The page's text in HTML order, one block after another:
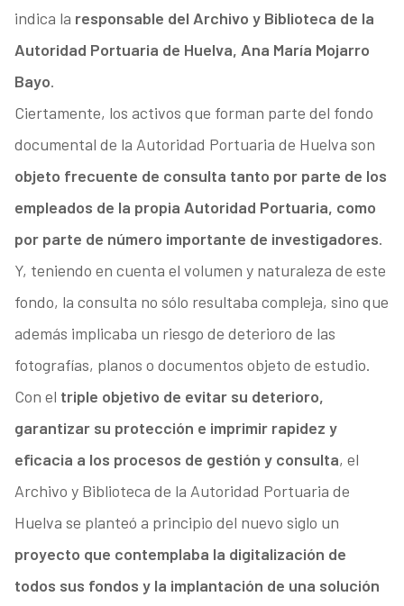
indica la responsable del Archivo y Biblioteca de la
Autoridad Portuaria de Huelva, Ana María Mojarro
Bayo.
Ciertamente, los activos que forman parte del fondo
documental de la Autoridad Portuaria de Huelva son
objeto frecuente de consulta tanto por parte de los
empleados de la propia Autoridad Portuaria, como
por parte de número importante de investigadores.
Y, teniendo en cuenta el volumen y naturaleza de este
fondo, la consulta no sólo resultaba compleja, sino que
además implicaba un riesgo de deterioro de las
fotografías, planos o documentos objeto de estudio.
Con el triple objetivo de evitar su deterioro,
garantizar su protección e imprimir rapidez y
eficacia a los procesos de gestión y consulta, el
Archivo y Biblioteca de la Autoridad Portuaria de
Huelva se planteó a principio del nuevo siglo un
proyecto que contemplaba la digitalización de
todos sus fondos y la implantación de una solución